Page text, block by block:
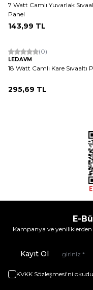
7 Watt Camlı Yuvarlak
Panel
143,99 TL
(0)
LEDAVM
18 Watt Camlı Kare Sıvaaltı
295,69 TL
E-
Kampanya ve
Kayıt Ol
KVKK Sözleşmesi'ni